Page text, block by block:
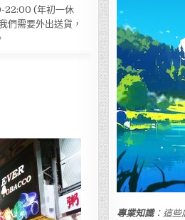
22:00 (年初一休
們需要外出送貨，
專業知識：這些